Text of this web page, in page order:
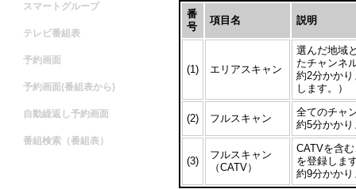
スマートグループ
テレビ番組表
予約画面
予約画面(番組表から)
自動繰返し予約画面
番組検索（番組表）
番
号
項目名 説明
(1) エリアスキャン
選んだ地域
たチャンネ
約2分かか
します。）
(2) フルスキャン
全てのチャ
約5分かか
(3)
フルスキャン
（CATV）
CATVを含
を登録しま
約9分かか